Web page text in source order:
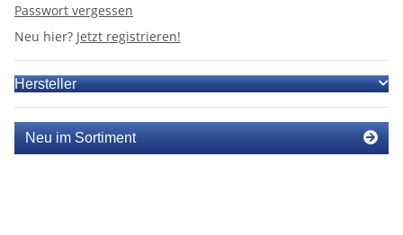
Passwort vergessen
Neu hier? Jetzt registrieren!
Hersteller
Neu im Sortiment